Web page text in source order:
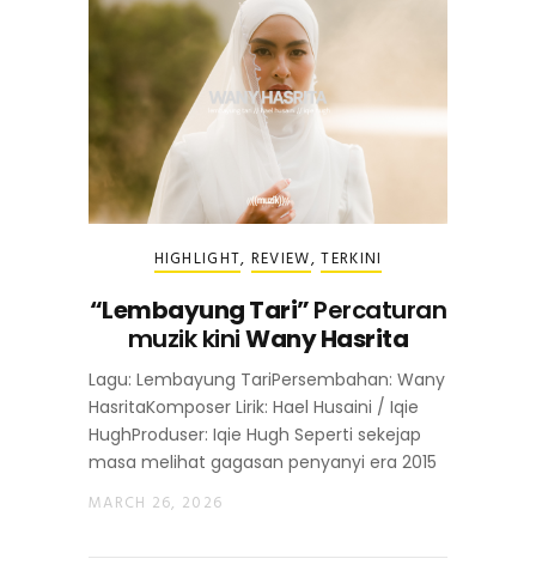
HIGHLIGHT, REVIEW,TERKINI
“Lembayung Tari”Percaturan
muzik kiniWany Hasrita
Lagu: Lembayung TariPersembahan: Wany
HasritaKomposer Lirik: Hael Husaini / Iqie
HughProduser: Iqie Hugh Seperti sekejap
masa melihat gagasan penyanyi era 2015
MARCH 26, 2026